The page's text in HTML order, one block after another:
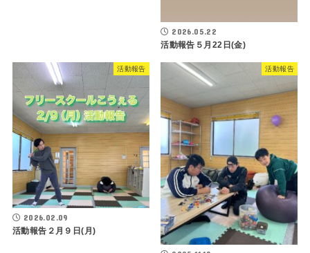
2026.05.22
活動報告５月22日(金)
活動報告
2026.02.09
活動報告２月９日(月)
活動報告